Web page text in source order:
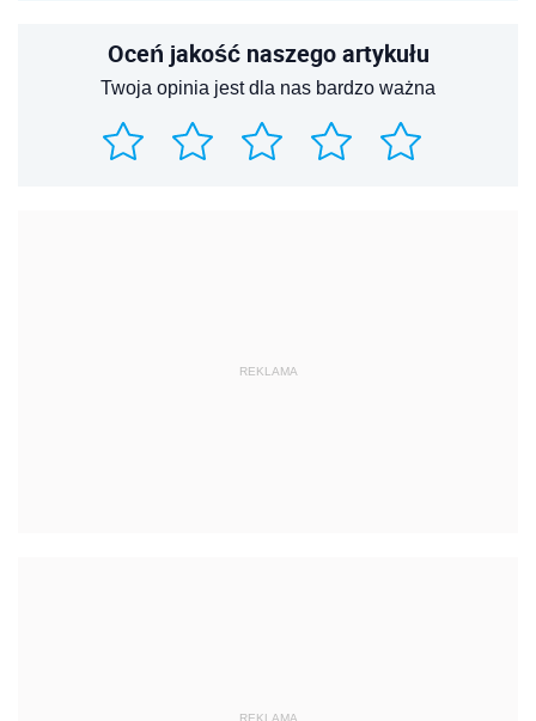
Oceń jakość naszego artykułu
Twoja opinia jest dla nas bardzo ważna
REKLAMA